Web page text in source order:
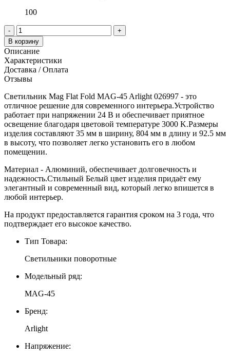
100
-
+
В корзину
Описание
Характеристики
Доставка / Оплата
Отзывы
Светильник Mag Flat Fold MAG-45 Arlight 026997 - это
отличное решение для современного интерьера.Устройство
работает при напряжении 24 В и обеспечивает приятное
освещение благодаря цветовой температуре 3000 K.Размеры
изделия составляют 35 мм в ширину, 804 мм в длину и 92.5 мм
в высоту, что позволяет легко установить его в любом
помещении.
Материал - Алюминий, обеспечивает долговечность и
надежность.Стильный Белый цвет изделия придаёт ему
элегантный и современный вид, который легко впишется в
любой интерьер.
На продукт предоставляется гарантия сроком на 3 года, что
подтверждает его высокое качество.
Тип Товара:
Светильники поворотные
Модельный ряд:
MAG-45
Бренд:
Arlight
Напряжение: